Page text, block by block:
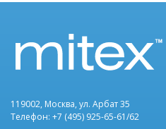
119002, Москва, ул. Арбат 35
Телефон: +7 (495) 925-65-61/62